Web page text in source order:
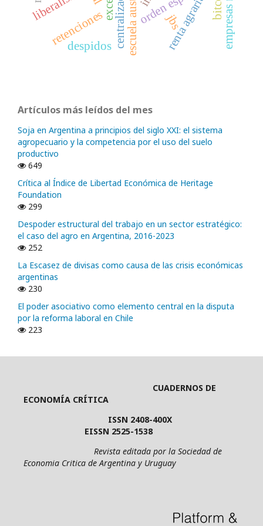
retenciones renta agraria
centralización
despidos
jbs
Artículos más leídos del mes
Soja en Argentina a principios del siglo XXI: el sistema
agropecuario y la competencia por el uso del suelo
productivo
649
Crítica al Índice de Libertad Económica de Heritage
Foundation
299
Despoder estructural del trabajo en un sector estratégico:
el caso del agro en Argentina, 2016-2023
252
La Escasez de divisas como causa de las crisis económicas
argentinas
230
El poder asociativo como elemento central en la disputa
por la reforma laboral en Chile
223
CUADERNOS DE
ECONOMÍA CRÍTICA
ISSN 2408-400X
EISSN 2525-1538
Revista editada por la Sociedad de
Economia Critica de Argentina y Uruguay